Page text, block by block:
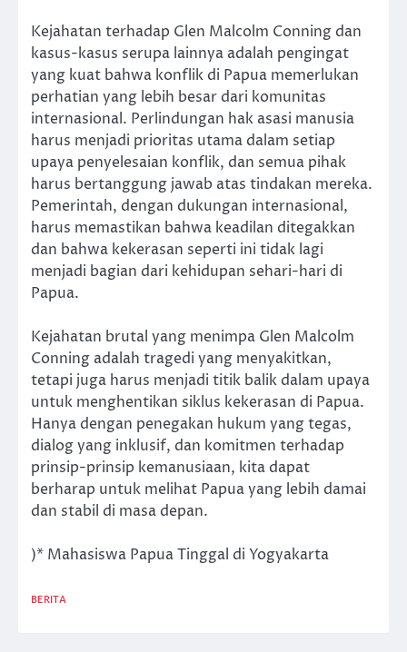
Kejahatan terhadap Glen Malcolm Conning dan
kasus-kasus serupa lainnya adalah pengingat
yang kuat bahwa konflik di Papua memerlukan
perhatian yang lebih besar dari komunitas
internasional. Perlindungan hak asasi manusia
harus menjadi prioritas utama dalam setiap
upaya penyelesaian konflik, dan semua pihak
harus bertanggung jawab atas tindakan mereka.
Pemerintah, dengan dukungan internasional,
harus memastikan bahwa keadilan ditegakkan
dan bahwa kekerasan seperti ini tidak lagi
menjadi bagian dari kehidupan sehari-hari di
Papua.
Kejahatan brutal yang menimpa Glen Malcolm
Conning adalah tragedi yang menyakitkan,
tetapi juga harus menjadi titik balik dalam upaya
untuk menghentikan siklus kekerasan di Papua.
Hanya dengan penegakan hukum yang tegas,
dialog yang inklusif, dan komitmen terhadap
prinsip-prinsip kemanusiaan, kita dapat
berharap untuk melihat Papua yang lebih damai
dan stabil di masa depan.
)* Mahasiswa Papua Tinggal di Yogyakarta
BERITA